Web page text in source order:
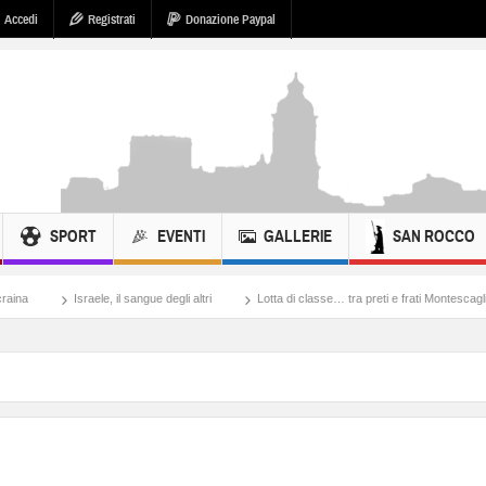
Accedi Registrati Donazione Paypal
SPORT EVENTI GALLERIE SAN ROCCO
sangue degli altri Lotta di classe… tra preti e frati Montescaglioso